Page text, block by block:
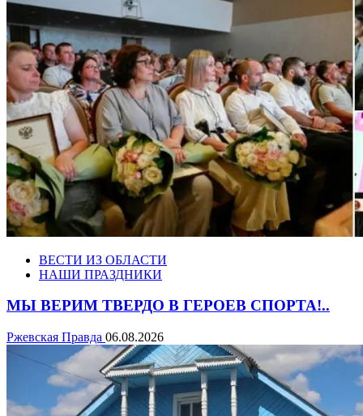
ВЕСТИ ИЗ ОБЛАСТИ
НАШИ ПРАЗДНИКИ
МЫ ВЕРИМ ТВЕРДО В ГЕРОЕВ СПОРТА!..
Ржевская Правда 06.08.2026